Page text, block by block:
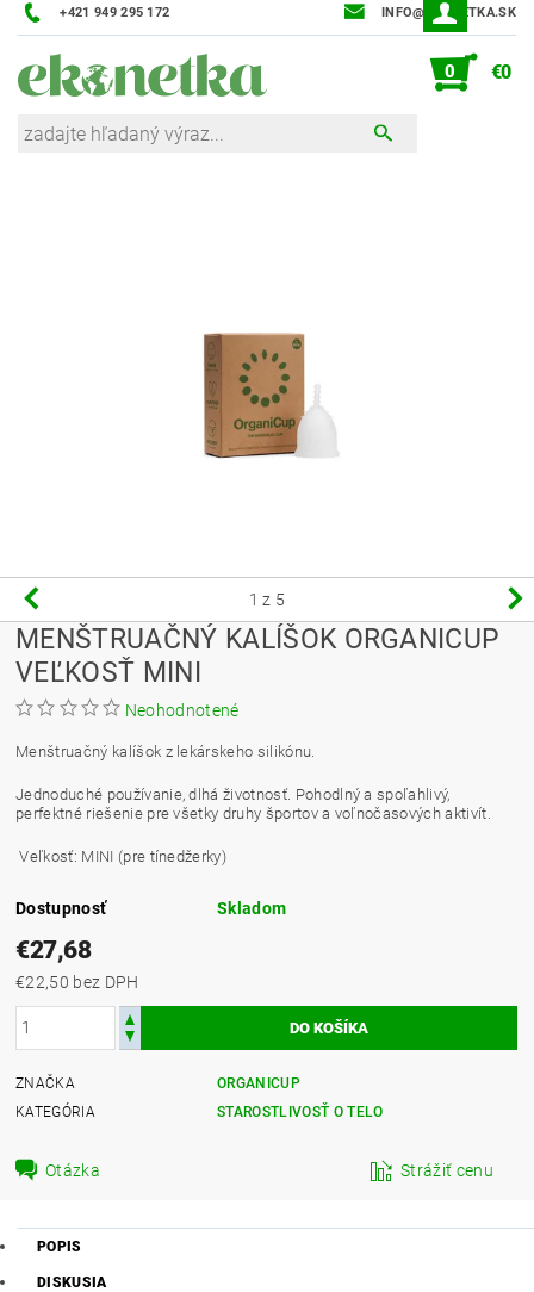
+421 949 295 172 INFO@EKONETKA.SK
0 €0
1 z 5
MENŠTRUAČNÝ KALÍŠOK ORGANICUP
VEĽKOSŤ MINI
Neohodnotené
Menštruačný kalíšok z lekárskeho silikónu.
Jednoduché používanie, dlhá životnosť. Pohodlný a spoľahlivý,
perfektné riešenie pre všetky druhy športov a voľnočasových aktivít.
Veľkosť: MINI (pre tínedžerky)
Dostupnosť Skladom
€27,68
€22,50 bez DPH
ZNAČKA
ORGANICUP
KATEGÓRIA
STAROSTLIVOSŤ O TELO
Otázka Strážiť cenu
POPIS
DISKUSIA